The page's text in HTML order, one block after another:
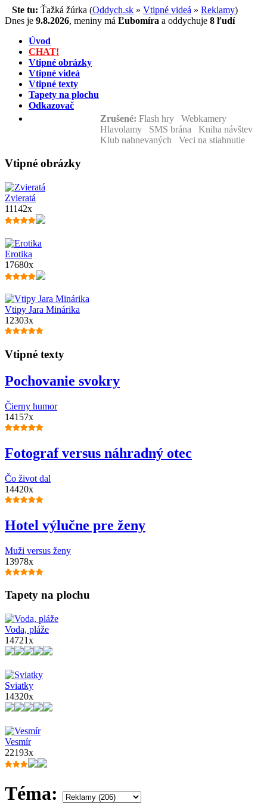
Ste tu: Ťažká žúrka (Oddych.sk » Vtipné videá » Reklamy)
Dnes je 9.8.2026, meniny má Ľubomíra a oddychuje 8 ľudí
Úvod
CHAT!
Vtipné obrázky
Vtipné videá
Vtipné texty
Tapety na plochu
Odkazovač
Zrušené: Flash hry Webkamery
Hlavolamy SMS brána Kniha návštev
Klub nahnevaných Veci na stiahnutie
Vtipné obrázky
Zvieratá
11142x
Erotika
17680x
Vtipy Jara Minárika
12303x
Vtipné texty
Pochovanie svokry
Čierny humor
14157x
Fotograf versus náhradný otec
Čo život dal
14420x
Hotel výlučne pre ženy
Muži versus ženy
13978x
Tapety na plochu
Voda, pláže
14721x
Sviatky
14320x
Vesmír
22193x
Téma: